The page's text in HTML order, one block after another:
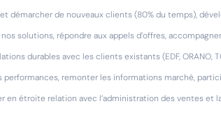
démarcher de nouveaux clients (80% du temps),
solutions, répondre aux appels d’offres,
durables avec les clients existants (EDF, ORANO,
performances, remonter les informations marché,
en étroite relation avec l’administration des ventes et